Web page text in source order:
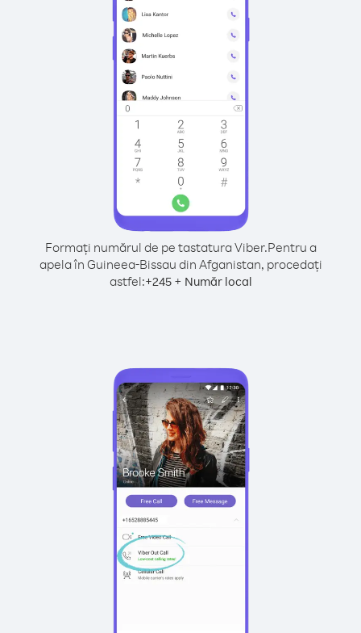
Formați numărul de pe tastatura Viber.Pentru a
apela în Guineea-Bissau din Afganistan, procedați
astfel:+245+ Număr local